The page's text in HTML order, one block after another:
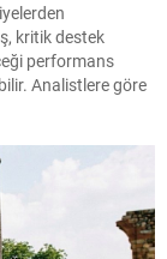
kritik destek
performans
Analistlere göre
kırılmasını
sert